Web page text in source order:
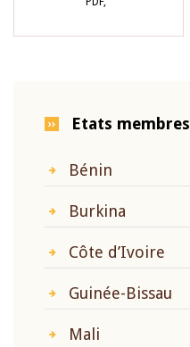
Etats membres
Bénin
Burkina
Côte d’Ivoire
Guinée-Bissau
Mali